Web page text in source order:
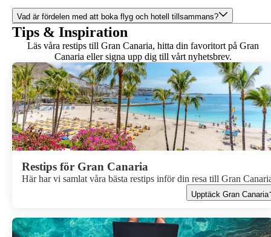
Vad är fördelen med att boka flyg och hotell tillsammans?
Tips & Inspiration
Läs våra restips till Gran Canaria, hitta din favoritort på Gran
Canaria eller signa upp dig till vårt nyhetsbrev.
Restips för Gran Canaria
Här har vi samlat våra bästa restips inför din resa till Gran
Upptäck Gran Canaria